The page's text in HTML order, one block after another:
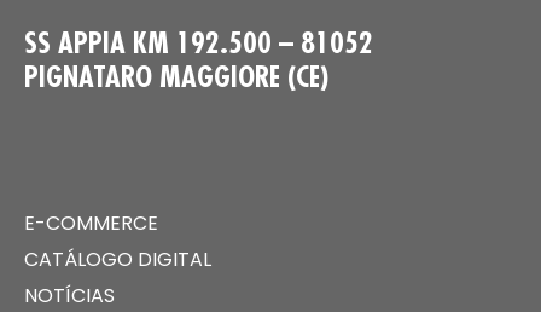
SS APPIA KM 192.500 – 81052
PIGNATARO MAGGIORE (CE)
E-COMMERCE
CATÁLOGO DIGITAL
NOTÍCIAS